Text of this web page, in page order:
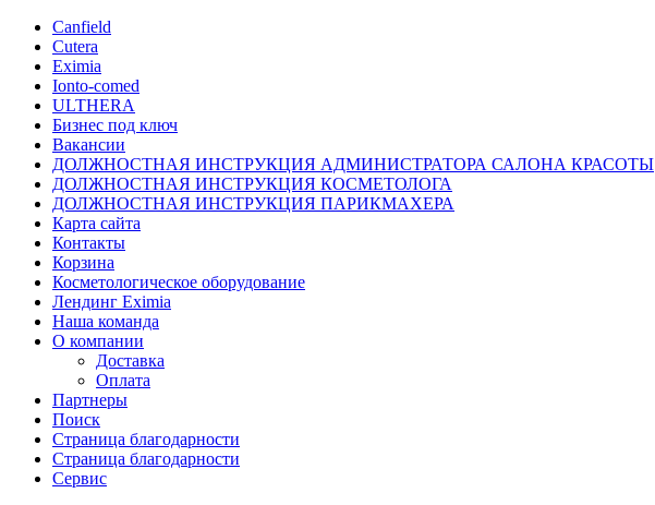
Canfield
Cutera
Eximia
Ionto-comed
ULTHERA
Бизнес под ключ
Вакансии
ДОЛЖНОСТНАЯ ИНСТРУКЦИЯ АДМИНИСТРАТОРА САЛОНА КРАСОТЫ
ДОЛЖНОСТНАЯ ИНСТРУКЦИЯ КОСМЕТОЛОГА
ДОЛЖНОСТНАЯ ИНСТРУКЦИЯ ПАРИКМАХЕРА
Карта сайта
Контакты
Корзина
Косметологическое оборудование
Лендинг Eximia
Наша команда
О компании
Доставка
Оплата
Партнеры
Поиск
Страница благодарности
Страница благодарности
Сервис